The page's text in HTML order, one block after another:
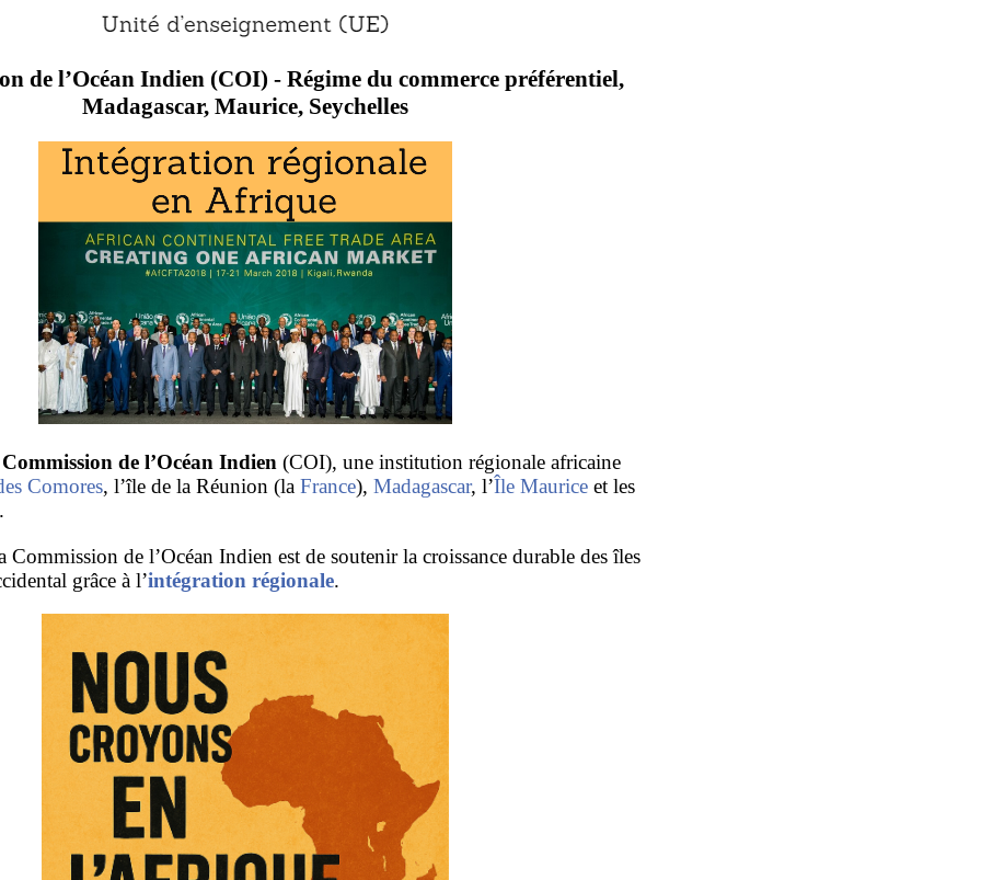
de l’Océan Indien (COI) - Régime du commerce préférentiel,
Madagascar, Maurice, Seychelles
Commission de l’Océan Indien (COI), une institution régionale africaine
Comores, l’île de la Réunion (la France), Madagascar, l’Île Maurice et les
de l’Océan Indien est de soutenir la croissance durable des îles
grâce à l’intégration régionale.